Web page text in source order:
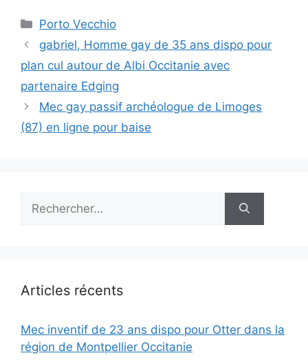
Catégories
Porto Vecchio
gabriel, Homme gay de 35 ans dispo pour
plan cul autour de Albi Occitanie avec
partenaire Edging
Mec gay passif archéologue de Limoges
(87) en ligne pour baise
Articles récents
Mec inventif de 23 ans dispo pour Otter dans la
région de Montpellier Occitanie